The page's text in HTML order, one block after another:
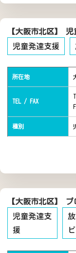
【大阪市北区】
児童発達支援
所在地
TEL / FAX
種別
【大阪市北区】
児童発達支
援